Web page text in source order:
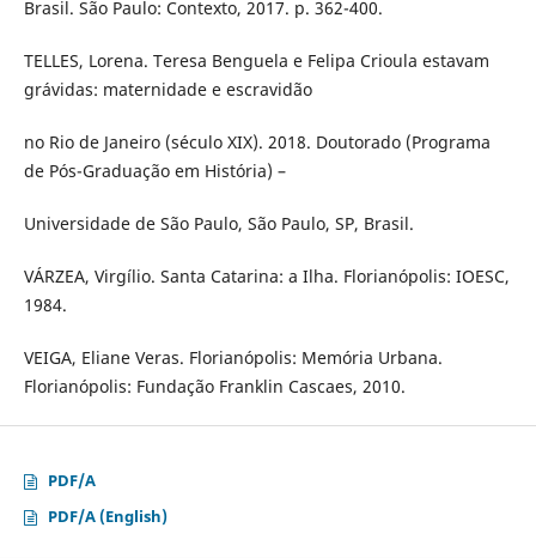
Brasil. São Paulo: Contexto, 2017. p. 362-400.
TELLES, Lorena. Teresa Benguela e Felipa Crioula estavam
grávidas: maternidade e escravidão
no Rio de Janeiro (século XIX). 2018. Doutorado (Programa
de Pós-Graduação em História) –
Universidade de São Paulo, São Paulo, SP, Brasil.
VÁRZEA, Virgílio. Santa Catarina: a Ilha. Florianópolis: IOESC,
1984.
VEIGA, Eliane Veras. Florianópolis: Memória Urbana.
Florianópolis: Fundação Franklin Cascaes, 2010.
PDF/A
PDF/A (English)